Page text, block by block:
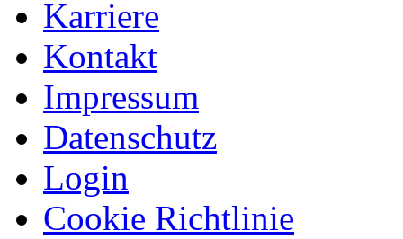
Karriere
Kontakt
Impressum
Datenschutz
Login
Cookie Richtlinie